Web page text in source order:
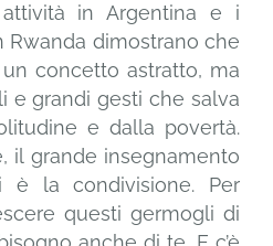
in Argentina e i
Rwanda dimostrano che
concetto astratto, ma
e grandi gesti che salva
e dalla povertà.
il grande insegnamento
la condivisione. Per
questi germogli di